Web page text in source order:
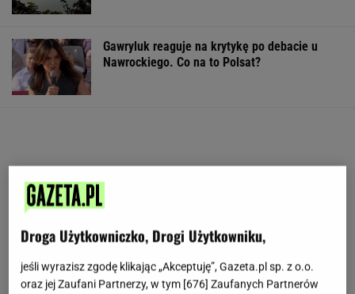
Gawryluk reaguje na krytykę po debacie u
Nawrockiego. Co na to Polsat?
Droga Użytkowniczko, Drogi Użytkowniku,
jeśli wyrazisz zgodę klikając „Akceptuję”, Gazeta.pl sp. z o.o.
oraz jej Zaufani Partnerzy, w tym [676] Zaufanych Partnerów